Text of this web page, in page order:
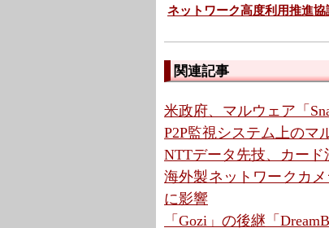
ネットワーク高度利用推進協
関連記事
米政府、マルウェア「
P2P監視システム上のマ
NTTデータ先技、カード
海外製ネットワークカ
に影響
「Gozi」の後継「